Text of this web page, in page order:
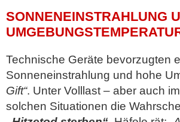
SONNENEINSTRAHLUNG
Technische Geräte bevorzugten
Sonneneinstrahlung und hohe
Gift“. Unter Volllast – aber auch
solchen Situationen die